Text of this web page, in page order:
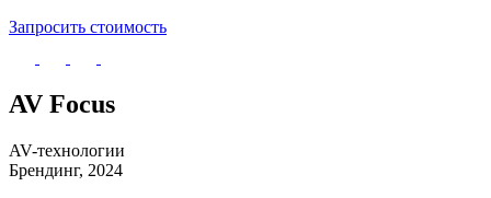
Запросить стоимость
AV Focus
AV-технологии
Брендинг, 2024